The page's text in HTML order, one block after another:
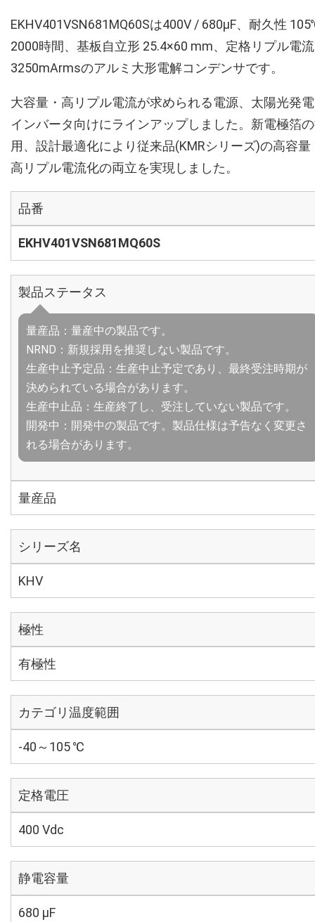
EKHV401VSN681MQ60Sは400V / 680µF、耐久性
2000時間、基板自立形 25.4×60 mm、定格リプル電流
3250mArmsのアルミ大形電解コンデンサです。
大容量・高リプル電流が求められる電源、太陽光発
インバータ向けにラインアップしました。新電極箔
用、設計最適化により従来品(KMRシリーズ)の高容量
高リプル電流化の両立を実現しました。
品番
EKHV401VSN681MQ60S
製品ステータス
量産品：量産中の製品です。
NRND：新規採用を推奨しない製品です。
生産中止予定品：生産中止予定であり、最終受注時期が
決められている場合があります。
生産中止品：生産終了し、受注していない製品です。
開発中：開発中の製品です。製品仕様は予告なく変更さ
れる場合があります。
量産品
シリーズ名
KHV
極性
有極性
カテゴリ温度範囲
-40～105 ℃
定格電圧
400 Vdc
静電容量
680 µF